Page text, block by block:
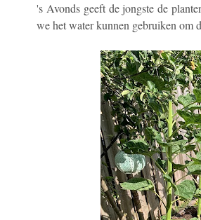
's Avonds geeft de jongste de
we het water kunnen gebruiken om